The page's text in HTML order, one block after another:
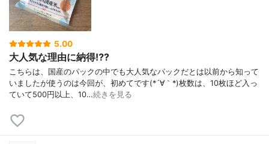
5.00
大人気な理由に納得⁉️?
こちらは、国産のパックの中でも大人気なパックだとは以前から知って
いましたが使うのは今回が、初めてです(*´∀｀*)枚数は、10枚ほど入っ
ていて500円以上、10…続きを見る